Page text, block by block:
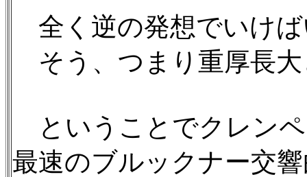
全く逆の発想でいけ
そう、つまり重厚長
ということでクレン
最速のブルックナー交